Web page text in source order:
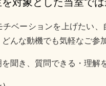
チベーションを上げたい
んな動機でも気軽なご参
聞き、質問できる・理解